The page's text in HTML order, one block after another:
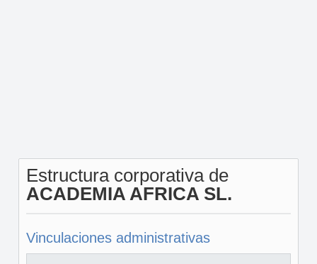
Estructura corporativa de
ACADEMIA AFRICA SL.
Vinculaciones administrativas